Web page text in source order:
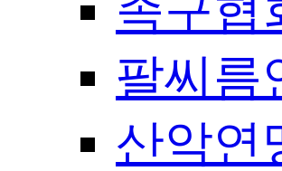
팔씨름
산악연